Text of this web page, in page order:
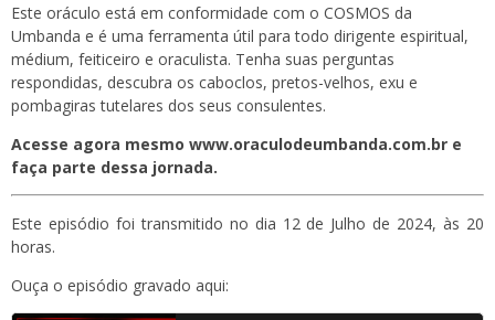
Este oráculo está em conformidade com o COSMOS da
Umbanda e é uma ferramenta útil para todo dirigente espiritual,
médium, feiticeiro e oraculista. Tenha suas perguntas
respondidas, descubra os caboclos, pretos-velhos, exu e
pombagiras tutelares dos seus consulentes.
Acesse agora mesmo www.oraculodeumbanda.com.br e
faça parte dessa jornada.
Este episódio foi transmitido no dia 12 de Julho de 2024, às 20
horas.
Ouça o episódio gravado aqui: